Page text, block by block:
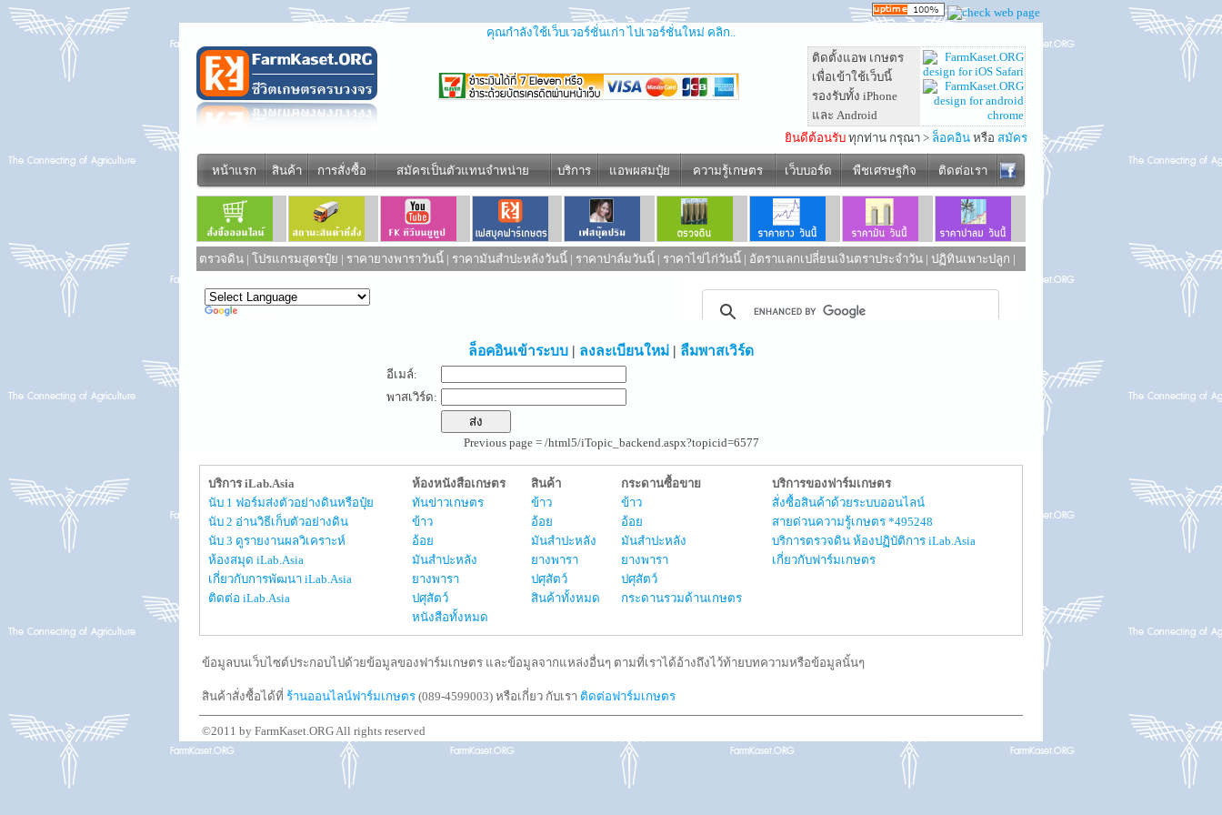
คุณกำลังใช้เว็บเวอร์ชั่นเก่า ไปเวอร์ชั่นใหม่ คลิก..
ติดตั้งแอพ เกษตร
เพื่อเข้าใช้เว็บนี้
รองรับทั้ง iPhone
และ Android
ยินดีต้อนรับ ทุกท่าน กรุณา > ล็อคอิน หรือ สมัคร
หน้าแรก สินค้า การสั่งซื้อ สมัครเป็นตัวแทนจำหน่าย บริการ แอพผสมปุ๋ย ความรู้เกษตร เว็บบอร์ด พืชเศรษฐกิจ ติดต่อเรา
ตรวจดิน | โปรแกรมสูตรปุ๋ย | ราคายางพาราวันนี้ | ราคามันสำปะหลังวันนี้ | ราคาปาล์มวันนี้ | ราคาไข่ไก่วันนี้ | อัตราแลกเปลี่ยนเงินตราประจำวัน | ปฏิทินเพาะปลูก |
ล็อคอินเข้าระบบ | ลงละเบียนใหม่ | ลืมพาสเวิร์ด
อีเมล์:
พาสเวิร์ด:
Previous page = /html5/iTopic_backend.aspx?topicid=6577
บริการ iLab.Asia
นับ 1 ฟอร์มส่งตัวอย่างดินหรือปุ๋ย
นับ 2 อ่านวิธีเก็บตัวอย่างดิน
นับ 3 ดูรายงานผลวิเคราะห์
ห้องสมุด iLab.Asia
เกี่ยวกับการพัฒนา iLab.Asia
ติดต่อ iLab.Asia
ห้องหนังสือเกษตร
ทันข่าวเกษตร
ข้าว
อ้อย
มันสำปะหลัง
ยางพารา
ปศุสัตว์
หนังสือทั้งหมด
สินค้า
ข้าว
อ้อย
มันสำปะหลัง
ยางพารา
ปศุสัตว์
สินค้าทั้งหมด
กระดานซื้อขาย
ข้าว
อ้อย
มันสำปะหลัง
ยางพารา
ปศุสัตว์
กระดานรวมด้านเกษตร
บริการของฟาร์มเกษตร
สั่งซื้อสินค้าด้วยระบบออนไลน์
สายด่วนความรู้เกษตร *495248
บริการตรวจดิน ห้องปฏิบัติการ iLab.Asia
เกี่ยวกับฟาร์มเกษตร
ข้อมูลบนเว็บไซต์ประกอบไปด้วยข้อมูลของฟาร์มเกษตร และข้อมูลจากแหล่งอื่นๆ ตามที่เราได้อ้างถึงไว้ท้ายบทความหรือข้อมูลนั้นๆ
สินค้าสั่งซื้อได้ที่ ร้านออนไลน์ฟาร์มเกษตร (089-4599003) หรือเกี่ยว กับเรา ติดต่อฟาร์มเกษตร
©2011 by FarmKaset.ORG All rights reserved